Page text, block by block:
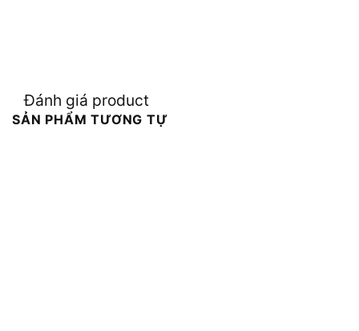
Đánh giá product
SẢN PHẨM TƯƠNG TỰ